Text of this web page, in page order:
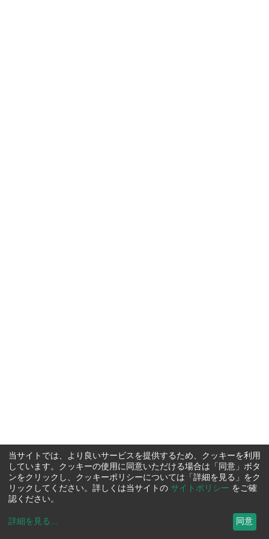
当サイトでは、より良いサービスを提供するため、クッキーを利用
しています。クッキーの使用に同意いただける場合は「同意」ボタ
ンをクリックし、クッキーポリシーについては「詳細を見る」をク
リックしてください。詳しくは当サイトの サイトポリシー をご確
認ください。
詳細を見る ... 同意